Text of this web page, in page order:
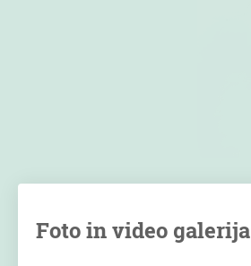
Foto in video galerija